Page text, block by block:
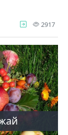
2917